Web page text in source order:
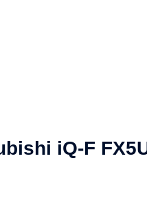
iQ-F